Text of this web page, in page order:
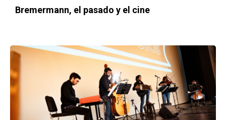
Bremermann, el pasado y el cine